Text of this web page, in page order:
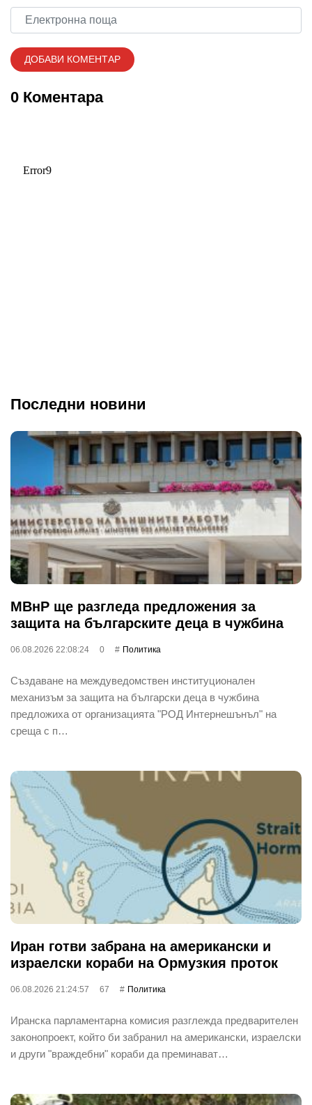
0 Коментара
Последни новини
МВнР ще разгледа предложения за
защита на българските деца в чужбина
06.08.2026 22:08:24 0 Политика
Създаване на междуведомствен институционален
механизъм за защита на български деца в чужбина
предложиха от организацията "РОД Интернешънъл" на
среща с п…
Иран готви забрана на американски и
израелски кораби на Ормузкия проток
06.08.2026 21:24:57 67 Политика
Иранска парламентарна комисия разглежда предварителен
законопроект, който би забранил на американски, израелски
и други "враждебни" кораби да преминават…